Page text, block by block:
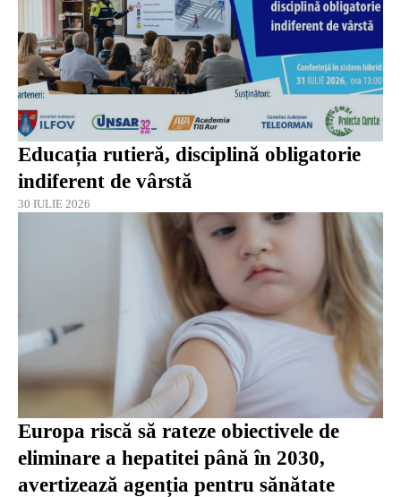
Educația rutieră, disciplină obligatorie
indiferent de vârstă
30 IULIE 2026
Europa riscă să rateze obiectivele de
eliminare a hepatitei până în 2030,
avertizează agenția pentru sănătate